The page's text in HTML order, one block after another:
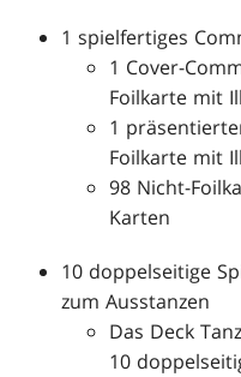
1 spielfertiges
1 Cover-
Foilkarte mit
1
Foilkarte mit
98 Nicht-
Karten
10 doppelseitige
zum Ausstanzen
Das Deck
10